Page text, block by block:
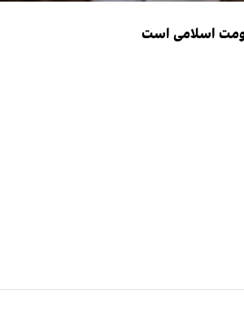
اسلامی است